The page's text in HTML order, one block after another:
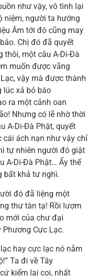
như vậy, vô tình lại
niệm, người ta hướng
Âm tới đó cũng may
Chị đó đã quyết
thôi, một câu A-Di-Đà
muốn được vãng
vậy mà được thành
lúc xả bỏ báo
ra một cảnh oan
Nhưng có lẽ nhờ thời
A-Di-Đà Phật, quyết
cái ách nạn như vậy chỉ
tự nhiên người đó giật
A-Di-Đà Phật… Ấy thế
bất khả tư nghì.
đó đã liệng một
thư tàn tạ! Rồi lượm
mới của chư đại
Phương Cực Lạc.
hay cực lạc nó nằm
Ta đi về Tây
kiểm lại coi, nhất